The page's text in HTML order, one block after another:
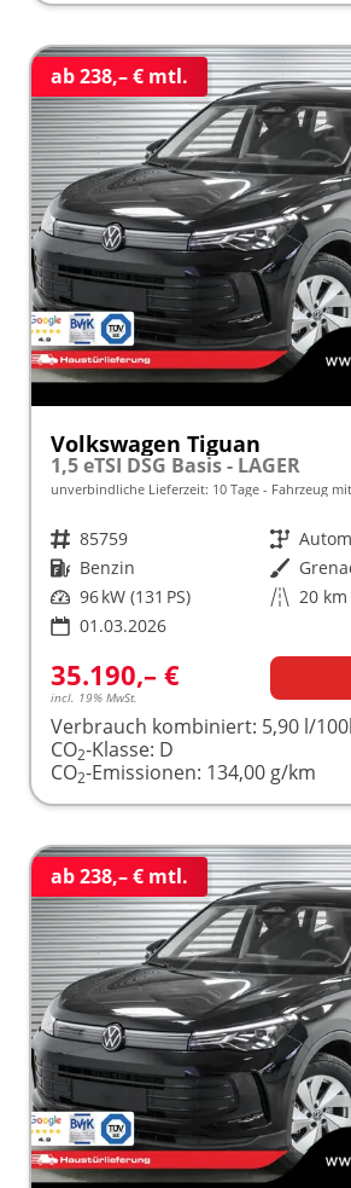
ab 238,– € mtl.
Volkswagen Tiguan
1,5 eTSI DSG Basis - LAGER
unverbindliche Lieferzeit: 10 Tage Fahrzeug
Fahrzeugnr. 85759 Getriebe
Kraftstoff Benzin Außenfarbe
Leistung 96 kW (131 PS) Kilometerstand 20 km
01.03.2026
35.190,– €
incl. 19% MwSt.
Verbrauch kombiniert: 5,90 l/
CO2-Klasse: D
CO2-Emissionen: 134,00 g/km
ab 238,– € mtl.